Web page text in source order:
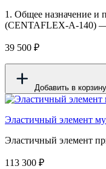
1. Общее назначение и
(CENTAFLEX-A-140) —
39 500 ₽
Добавить в корзину
Эластичный элемент
Эластичный элемент
113 300 ₽